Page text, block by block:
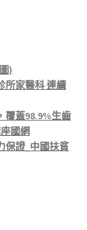
)
所家醫科 連續
覆蓋98.9%生齒
國網
保證_中國扶貧